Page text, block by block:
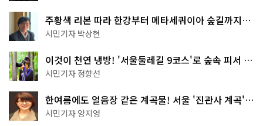
주황색 리본 따라 한강부터 메타세쿼이아 숲길까지…
서울둘레길 15코스
시민기자 박상현
이것이 천연 냉방! '서울둘레길 9코스'로 숲속 피서 떠
나볼까
시민기자 정향선
한여름에도 얼음장 같은 계곡물! 서울 '진관사 계곡'이
천국이네~
시민기자 양지영